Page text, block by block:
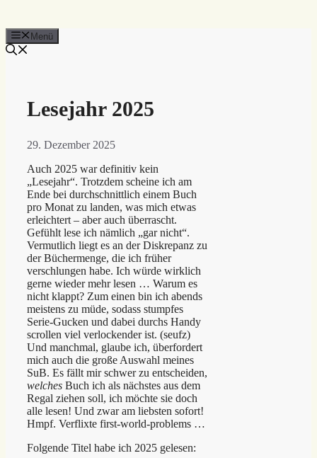
Menü
Lesejahr 2025
29. Dezember 2025
Auch 2025 war definitiv kein
„Lesejahr“. Trotzdem scheine ich am
Ende bei durchschnittlich einem Buch
pro Monat zu landen, was mich etwas
erleichtert – aber auch überrascht.
Gefühlt lese ich nämlich „gar nicht“.
Vermutlich liegt es an der Diskrepanz zu
der Büchermenge, die ich früher
verschlungen habe. Ich würde wirklich
gerne wieder mehr lesen … Warum es
nicht klappt? Zum einen bin ich abends
meistens zu müde, sodass stumpfes
Serie-Gucken und dabei durchs Handy
scrollen viel verlockender ist. (seufz)
Und manchmal, glaube ich, überfordert
mich auch die große Auswahl meines
SuB. Es fällt mir schwer zu entscheiden,
welches Buch ich als nächstes aus dem
Regal ziehen soll, ich möchte sie doch
alle lesen! Und zwar am liebsten sofort!
Hmpf. Verflixte first-world-problems …
Folgende Titel habe ich 2025 gelesen: